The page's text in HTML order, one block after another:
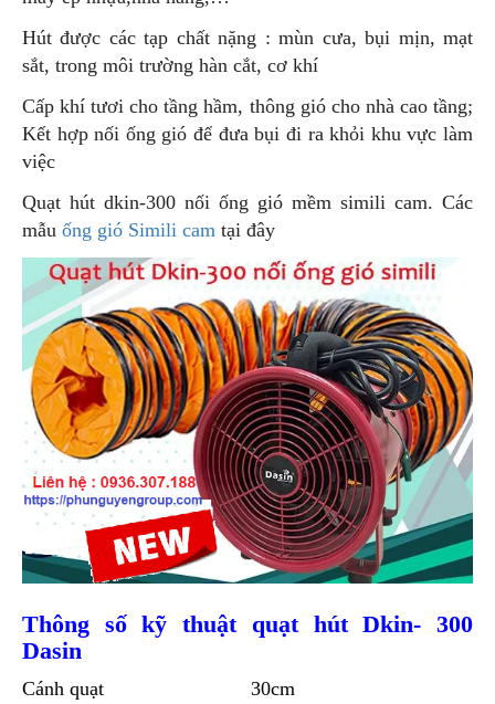
Hút được các tạp chất nặng : mùn cưa, bụi mịn, mạt
sắt, trong môi trường hàn cắt, cơ khí
Cấp khí tươi cho tầng hầm, thông gió cho nhà cao tầng;
Kết hợp nối ống gió để đưa bụi đi ra khỏi khu vực làm
việc
Quạt hút dkin-300 nối ống gió mềm simili cam. Các
mẫu ống gió Simili cam tại đây
Thông số kỹ thuật quạt hút Dkin- 300
Dasin
Cánh quạt
30cm